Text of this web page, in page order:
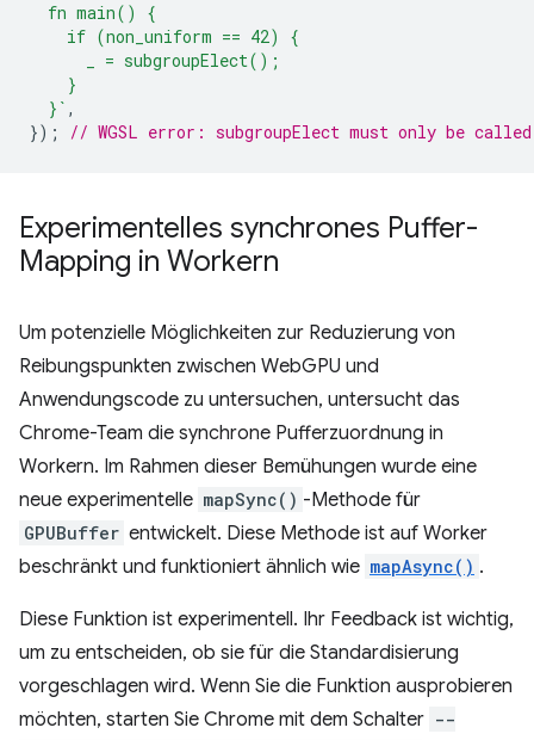
  fn main() {
    if (non_uniform == 42) {
      _ = subgroupElect();
    }
  }`
,
});
// WGSL error: subgroupElect must only be
Experimentelles synchrones Puffer-
Mapping in Workern
Um potenzielle Möglichkeiten zur Reduzierung von
Reibungspunkten zwischen WebGPU und
Anwendungscode zu untersuchen, untersucht das
Chrome-Team die synchrone Pufferzuordnung in
Workern. Im Rahmen dieser Bemühungen wurde eine
neue experimentelle mapSync() -Methode für
GPUBuffer entwickelt. Diese Methode ist auf Worker
beschränkt und funktioniert ähnlich wie mapAsync() .
Diese Funktion ist experimentell. Ihr Feedback ist wichtig,
um zu entscheiden, ob sie für die Standardisierung
vorgeschlagen wird. Wenn Sie die Funktion ausprobieren
möchten, starten Sie Chrome mit dem Schalter --